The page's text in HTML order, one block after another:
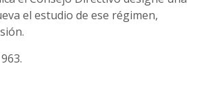
el estudio de ese régimen,